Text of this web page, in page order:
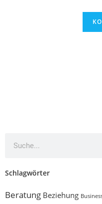
Schlagwörter
Beratung Beziehung